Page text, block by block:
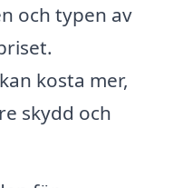
och typen av
kosta mer,
skydd och